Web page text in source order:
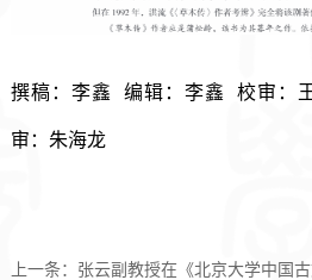
撰稿：李鑫  编辑：李鑫  校审：
审：朱海龙
上一条： 张云副教授在《北京大学中国